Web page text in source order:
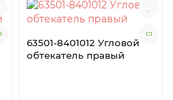
63501-8401012 Угловой
обтекатель правый